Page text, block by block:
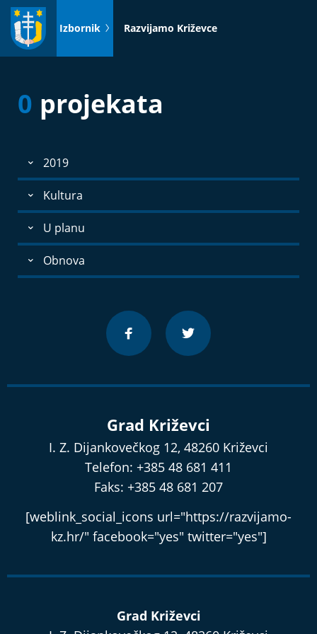
Idi
sadržaj
Izbornik Razvijamo Križevce
0 projekata
2019
Kultura
U planu
Obnova
Grad Križevci
I. Z. Dijankovečkog 12, 48260 Križevci
Telefon: +385 48 681 411
Faks: +385 48 681 207
[weblink_social_icons url="https://razvijamo-
kz.hr/" facebook="yes" twitter="yes"]
Grad Križevci